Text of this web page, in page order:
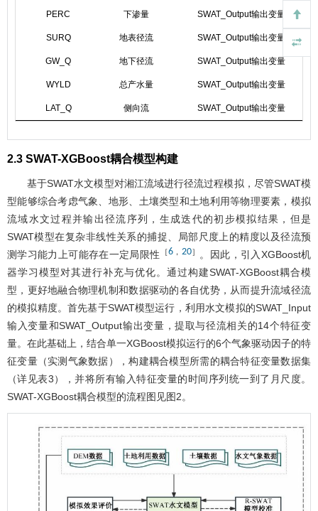
PERC 下渗量 SWAT_Output输出变量
SURQ 地表径流 SWAT_Output输出变量
GW_Q 地下径流 SWAT_Output输出变量
WYLD 总产水量 SWAT_Output输出变量
LAT_Q 侧向流 SWAT_Output输出变量
2.3 SWAT-XGBoost耦合模型构建
基于SWAT水文模型对湘江流域进行径流过程模拟，尽管SWAT模
型能够综合考虑气象、地形、土壤类型和土地利用等物理要素，模拟
流域水文过程并输出径流序列，生成迭代的初步模拟结果，但是
SWAT模型在复杂非线性关系的捕捉、局部尺度上的精度以及径流预
测学习能力上可能存在一定局限性
［6， 20］
。因此，引入XGBoost机
器学习模型对其进行补充与优化。通过构建SWAT-XGBoost耦合模
型，更好地融合物理机制和数据驱动的各自优势，从而提升流域径流
的模拟精度。首先基于SWAT模型运行，利用水文模拟的SWAT_Input
输入变量和SWAT_Output输出变量，提取与径流相关的14个特征变
量。在此基础上，结合单一XGBoost模拟运行的6个气象驱动因子的特
征变量（实测气象数据），构建耦合模型所需的耦合特征变量数据集
（详见表3），并将所有输入特征变量的时间序列统一到了月尺度。
SWAT-XGBoost耦合模型的流程图见图2。